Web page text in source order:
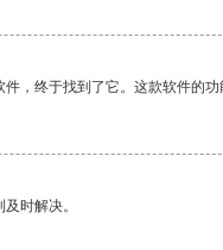
，终于找到了它。这款软件的
时解决。